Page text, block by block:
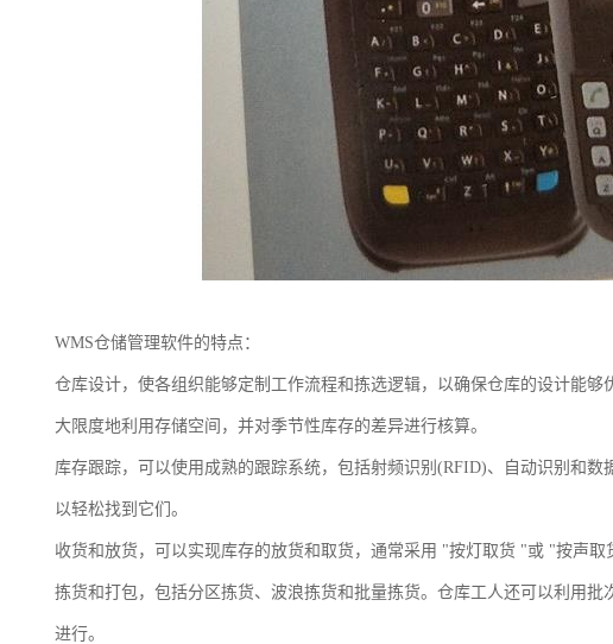
WMS仓储管理软件的特点：
仓库设计，使各组织能够定制工作流程和拣选逻辑，以确保仓库的设计能
大限度地利用存储空间，并对季节性库存的差异进行核算。
库存跟踪，可以使用成熟的跟踪系统，包括射频识别(RFID)、自动识别和
以轻松找到它们。
收货和放货，可以实现库存的放货和取货，通常采用 "按灯取货 "或 "按声取
拣货和打包，包括分区拣货、波浪拣货和批量拣货。仓库工人还可以利用
进行。